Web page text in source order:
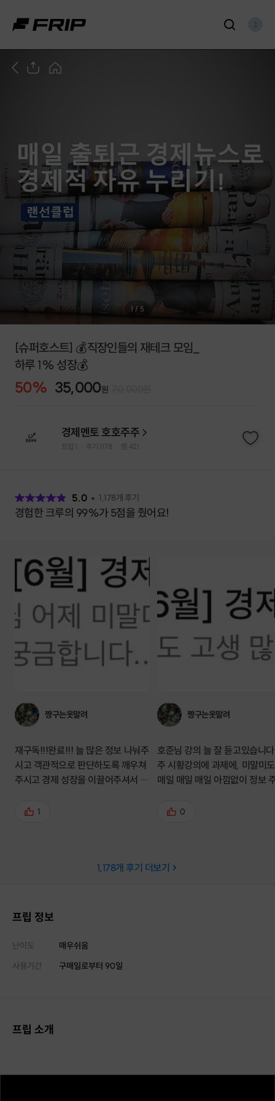
1 / 5
[슈퍼호스트] 💰직장인들의 재테크 모임_
하루 1% 성장💰
50% 35,000원
경제멘토 호호주주
프립 후기 1178 찜 421
5.0 1,178개 후기
경험한 크루의 99%가 5점을 줬어요!
짱구는옷말려
재구독!!!완료!!! 늘 많은 정보 나눠주
시고 객관적으로 판단하도록 깨우쳐
주시고 경제 성장을 이끌어주셔서 감
최고에요~ 매일 흐름을 알 수 있고
1
짱구는옷말려
호준님 강의 늘 잘 듣고있습니다!
주 시황강의에 과제에, 미말미
매일 매일 매일 아낌없이 정보
고 고기잡는법 알려주시고 포
💪⭐️🌟🌸
0
1,178개 후기 더보기
프립 정보
난이도
매우쉬움
사용기간
구매일로부터 90일
프립 소개